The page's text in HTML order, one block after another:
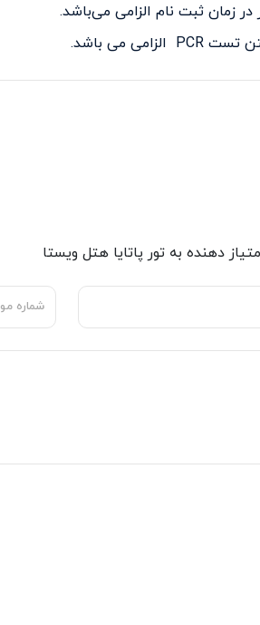
تست PCR الزامی می باشد.
دهنده به تور پاتایا هتل ویستا